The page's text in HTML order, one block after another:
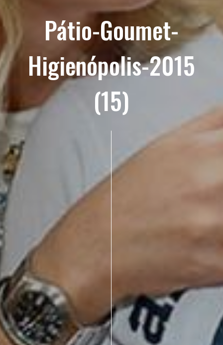
Pátio-Goumet-
Higienópolis-2015
(15)